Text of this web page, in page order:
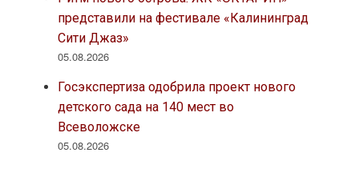
представили на фестивале «Калининград
Сити Джаз»
05.08.2026
Госэкспертиза одобрила проект нового
детского сада на 140 мест во
Всеволожске
05.08.2026